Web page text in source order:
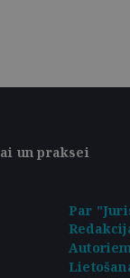
un praksei
Par